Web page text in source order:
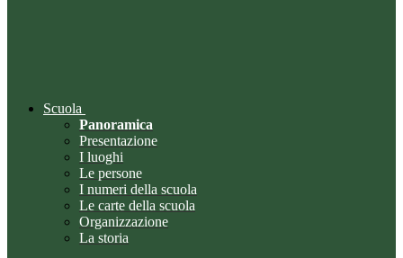
Scuola
Panoramica
Presentazione
I luoghi
Le persone
I numeri della scuola
Le carte della scuola
Organizzazione
La storia